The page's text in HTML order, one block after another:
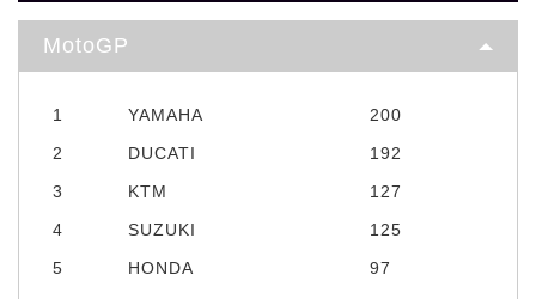
MotoGP
1 YAMAHA
200
2
DUCATI
192
3
KTM
127
4
SUZUKI
125
5
HONDA
97